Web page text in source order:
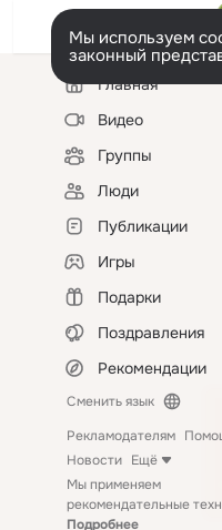
Мы используем
законный
Левая
колонкаГлавная
Видео
Группы
Люди
Публикации
Игры
Подарки
Поздравления
Рекомендации
Сменить язык
Рекламодателям
Новости Ещё
Мы применяем
рекомендательные
Подробнее